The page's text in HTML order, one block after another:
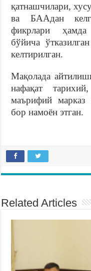
қатнашчилари,
ва БААдан
фикрлари
бўйича
келтирилган.
Мақолада
нафaқат
маърифий марказ
бор намоён этган.
Related Articles